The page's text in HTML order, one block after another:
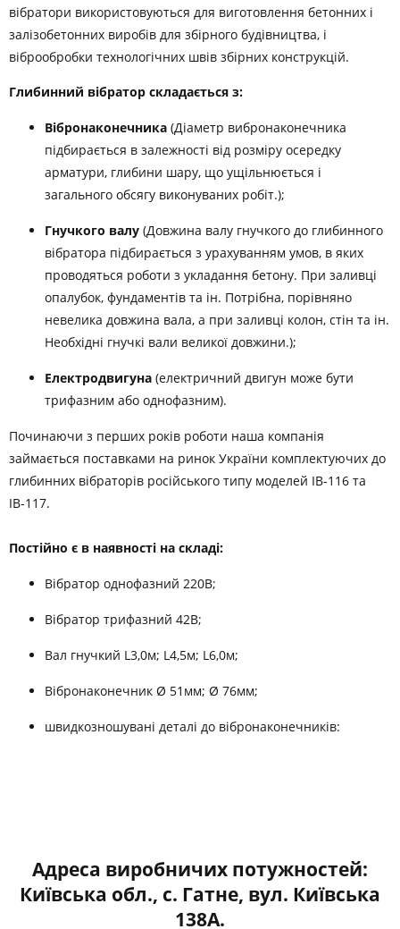
вібратори використовуються для виготовлення бетонних і
залізобетонних виробів для збірного будівництва, і
віброобробки технологічних швів збірних конструкцій.
Глибинний вібратор складається з:
Вібронаконечника (Діаметр вибронаконечника
підбирається в залежності від розміру осередку
арматури, глибини шару, що ущільнюється і
загального обсягу виконуваних робіт.);
Гнучкого валу (Довжина валу гнучкого до глибинного
вібратора підбирається з урахуванням умов, в яких
проводяться роботи з укладання бетону. При заливці
опалубок, фундаментів та ін. Потрібна, порівняно
невелика довжина вала, а при заливці колон, стін та ін.
Необхідні гнучкі вали великої довжини.);
Електродвигуна (електричний двигун може бути
трифазним або однофазним).
Починаючи з перших років роботи наша компанія
займається поставками на ринок України комплектуючих до
глибинних вібраторів російського типу моделей ІВ-116 та
ІВ-117.
Постійно є в наявності на складі:
Вібратор однофазний 220В;
Вібратор трифазний 42В;
Вал гнучкий L3,0м; L4,5м; L6,0м;
Вібронаконечник Ø 51мм; Ø 76мм;
швидкозношувані деталі до вібронаконечників:
Адреса виробничих потужностей:
Київська обл., с. Гатне, вул. Київська
138А.